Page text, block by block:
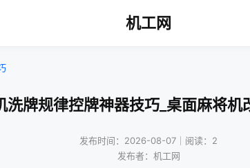
机工网
洗牌规律控牌神器技巧_桌面麻将
发布时间：2026-08-07｜阅读：2
发布者：机工网